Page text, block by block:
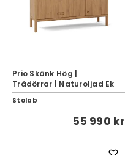
Prio Skänk Hög |
Trädörrar | Naturoljad Ek
Stolab
55 990 kr